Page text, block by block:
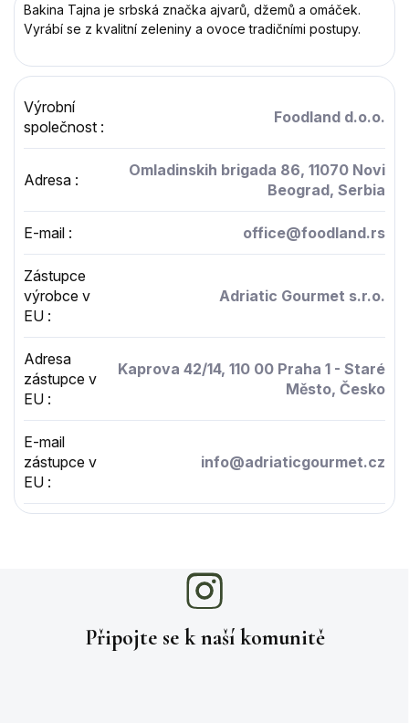
Bakina Tajna je srbská značka ajvarů, džemů a omáček.
Vyrábí se z kvalitní zeleniny a ovoce tradičními postupy.
Výrobní
společnost :
Foodland d.o.o.
Adresa :
Omladinskih brigada 86, 11070 Novi
Beograd, Serbia
E-mail : office@foodland.rs
Zástupce
výrobce v
EU :
Adriatic Gourmet s.r.o.
Adresa
zástupce v
EU :
Kaprova 42/14, 110 00 Praha 1 - Staré
Město, Česko
E-mail
zástupce v
EU :
info@adriaticgourmet.cz
Připojte se k naší komunitě